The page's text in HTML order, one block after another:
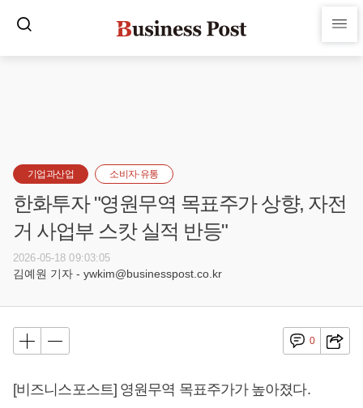
기업과산업 소비자·유통
한화투자 "영원무역 목표주가 상향, 자전
거 사업부 스캇 실적 반등"
2026-05-18 09:03:05
김예원 기자 - ywkim@businesspost.co.kr
0
[비즈니스포스트] 영원무역 목표주가가 높아졌다.